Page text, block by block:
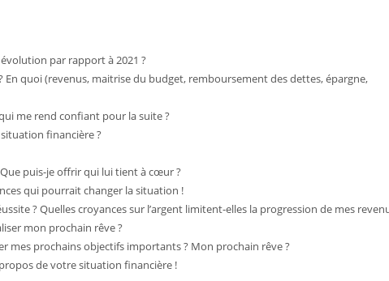
par rapport à 2021 ?
En quoi (revenus, maitrise du budget, remboursement des dettes, épargne,
me rend confiant pour la suite ?
financière ?
puis-je offrir qui lui tient à cœur ?
qui pourrait changer la situation !
? Quelles croyances sur l’argent limitent-elles la progression de mes
mon prochain rêve ?
mes prochains objectifs importants ? Mon prochain rêve ?
de votre situation financière !